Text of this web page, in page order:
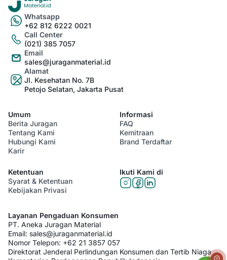
Whatsapp
+62 812 6222 0021
Call Center
(021) 385 7057
Email
sales@juraganmaterial.id
Alamat
Jl. Kesehatan No. 7B
Petojo Selatan, Jakarta Pusat
Umum
Berita Juragan
Tentang Kami
Hubungi Kami
Karir
Informasi
FAQ
Kemitraan
Brand Terdaftar
Ketentuan
Syarat & Ketentuan
Kebijakan Privasi
Ikuti Kami di
Layanan Pengaduan Konsumen
PT. Aneka Juragan Material
Email: sales@juraganmaterial.id
Nomor Telepon: +62 21 3857 057
Direktorat Jenderal Perlindungan Konsumen dan Tertib Niaga